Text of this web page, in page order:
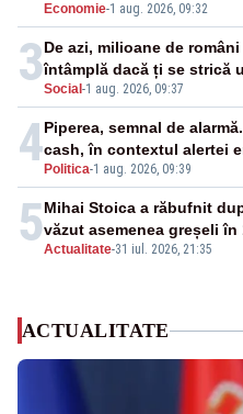
Economie-1 aug. 2026, 09:32
3Social -1 aug. 2026, 09:37
De azi, milioane de
întâmplă dacă ți se strică
4 Politica-1 aug. 2026, 09:39
Piperea, semnal de
cash, în contextul alertei
5Actualitate-31 iul. 2026, 21:35
Mihai Stoica a răbufnit
văzut asemenea greșeli în
ACTUALITATE